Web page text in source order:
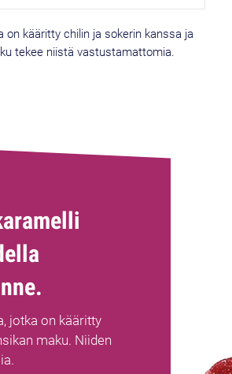
on kääritty chilin ja sokerin kanssa ja
tekee niistä vastustamattomia.
jotka on kääritty
maku. Niiden